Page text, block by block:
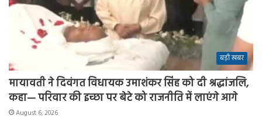
बड़ी खबर
मायावती ने दिवंगत विधायक उमाशंकर सिंह को दी श्रद्धांजलि,
कहा— परिवार की इच्छा पर बेटे को राजनीति में लाएंगे आगे
August 6, 2026